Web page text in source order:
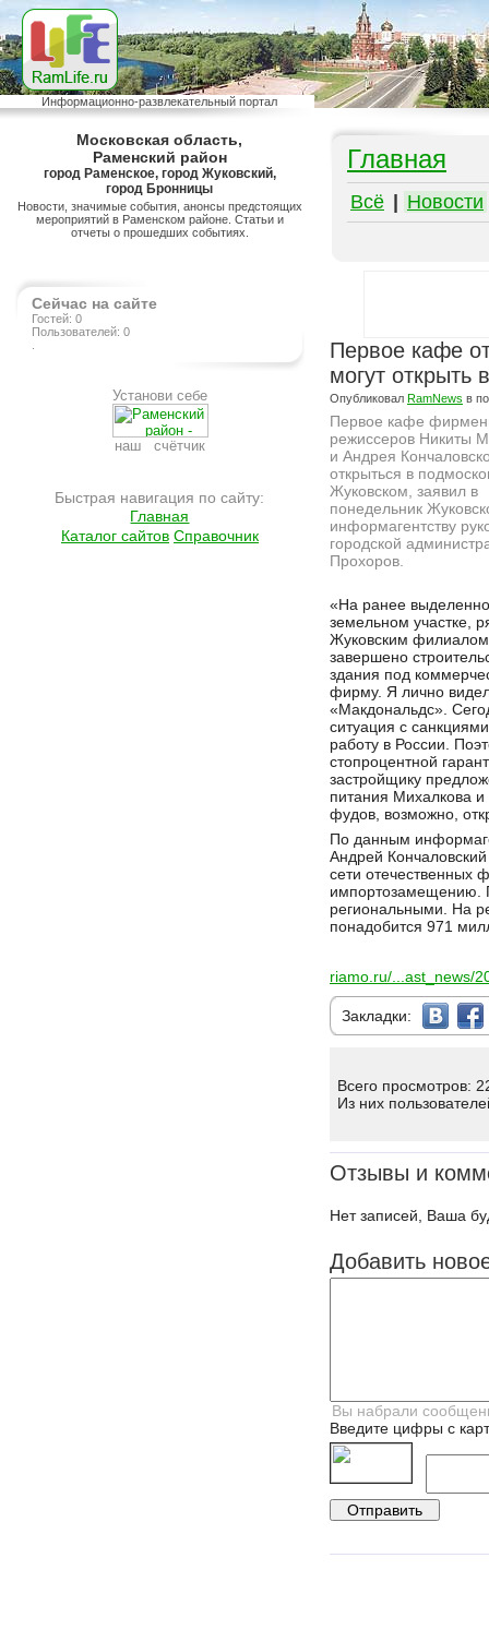
Информационно-развлекательный портал
Московская область,
Раменский район
город Раменское, город Жуковский,
город Бронницы
Новости, значимые события, анонсы предстоящих
мероприятий в Раменском районе. Статьи и
отчеты о прошедших событиях.
Сейчас на сайте
Гостей: 0
Пользователей: 0
Установи себе
наш счётчик
Быстрая навигация по сайту:
Главная
Каталог сайтов Справочник
Главная
Всё Новости
Первое кафе
могут открыть
Опубликовал RamNews в
Первое кафе
режиссеров Никиты
и Андрея
открыться в
Жуковском, заявил в
понедельник
информагентству
городской
Прохоров.
«На ранее
земельном участке,
Жуковским
завершено
здания под
фирму. Я лично
«Макдональдс».
ситуация с
работу в России.
стопроцентной
застройщику
питания Михалкова и
фудов, возможно,
По данным
Андрей
сети отечественных
импортозамещению.
региональными. На
понадобится 971
riamo.ru/...ast_news/
Закладки:
Всего просмотров:
Из них
Отзывы и
Нет записей, Ваша
Добавить
Введите цифры с